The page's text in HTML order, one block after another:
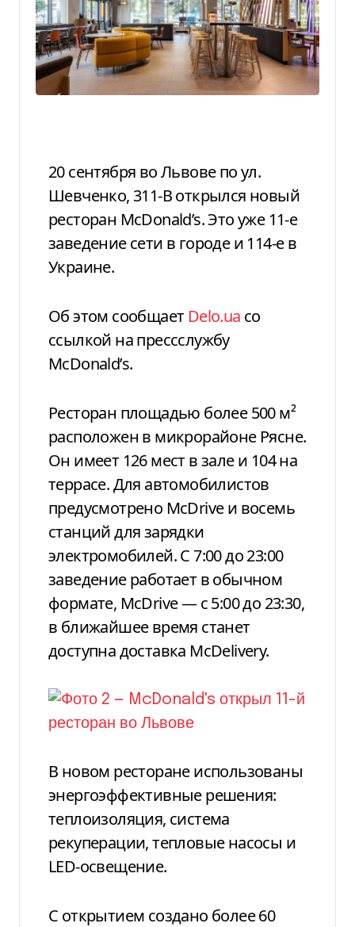
20 сентября во Львове по ул.
Шевченко, 311-В открылся новый
ресторан McDonald’s. Это уже 11-е
заведение сети в городе и 114-е в
Украине.
Об этом сообщает Delo.ua со
ссылкой на прессслужбу
McDonald’s.
Ресторан площадью более 500 м²
расположен в микрорайоне Рясне.
Он имеет 126 мест в зале и 104 на
террасе. Для автомобилистов
предусмотрено McDrive и восемь
станций для зарядки
электромобилей. С 7:00 до 23:00
заведение работает в обычном
формате, McDrive — с 5:00 до 23:30,
в ближайшее время станет
доступна доставка McDelivery.
В новом ресторане использованы
энергоэффективные решения:
теплоизоляция, система
рекуперации, тепловые насосы и
LED-освещение.
С открытием создано более 60